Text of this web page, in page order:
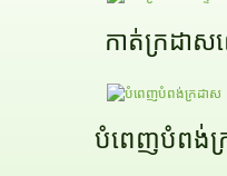
កាត់ក្រដាសល
បំពេញបំពង់ក្